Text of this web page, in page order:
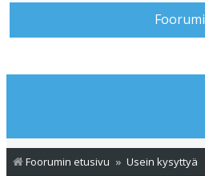
Foorumi
Foorumin etusivu Usein kysyttyä